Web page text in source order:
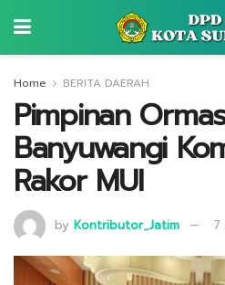
Home BERITA DAERAH
Pimpinan
Banyuwangi
Rakor MUI
by Kontributor_Jatim 7